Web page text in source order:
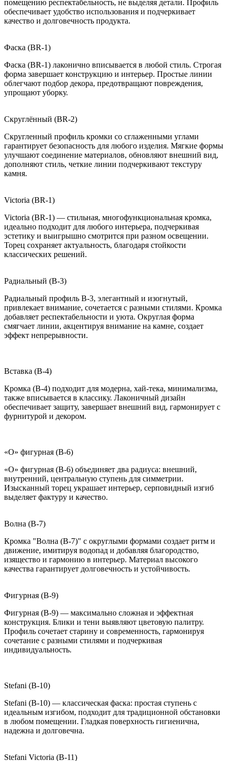
помещению респектабельность, не выделяя детали. Профиль
обеспечивает удобство использования и подчеркивает
качество и долговечность продукта.
Фаска (BR-1)
Фаска (BR-1) лаконично вписывается в любой стиль. Строгая
форма завершает конструкцию и интерьер. Простые линии
облегчают подбор декора, предотвращают повреждения,
упрощают уборку.
Скруглённый (BR-2)
Скругленный профиль кромки со сглаженными углами
гарантирует безопасность для любого изделия. Мягкие формы
улучшают соединение материалов, обновляют внешний вид,
дополняют стиль, четкие линии подчеркивают текстуру
камня.
Victoria (BR-1)
Victoria (BR-1) — стильная, многофункциональная кромка,
идеально подходит для любого интерьера, подчеркивая
эстетику и выигрышно смотрится при разном освещении.
Торец сохраняет актуальность, благодаря стойкости
классических решений.
Радиальный (B-3)
Радиальный профиль B-3, элегантный и изогнутый,
привлекает внимание, сочетается с разными стилями. Кромка
добавляет респектабельности и уюта. Округлая форма
смягчает линии, акцентируя внимание на камне, создает
эффект непрерывности.
Вставка (B-4)
Кромка (B-4) подходит для модерна, хай-тека, минимализма,
также вписывается в классику. Лаконичный дизайн
обеспечивает защиту, завершает внешний вид, гармонирует с
фурнитурой и декором.
«О» фигурная (B-6)
«О» фигурная (B-6) объединяет два радиуса: внешний,
внутренний, центральную ступень для симметрии.
Изысканный торец украшает интерьер, серповидный изгиб
выделяет фактуру и качество.
Волна (B-7)
Кромка "Волна (B-7)" с округлыми формами создает ритм и
движение, имитируя водопад и добавляя благородство,
изящество и гармонию в интерьер. Материал высокого
качества гарантирует долговечность и устойчивость.
Фигурная (B-9)
Фигурная (B-9) — максимально сложная и эффектная
конструкция. Блики и тени выявляют цветовую палитру.
Профиль сочетает старину и современность, гармонируя
сочетание с разными стилями и подчеркивая
индивидуальность.
Stefani (B-10)
Stefani (B-10) — классическая фаска: простая ступень с
идеальным изгибом, подходит для традиционной обстановки
в любом помещении. Гладкая поверхность гигиенична,
надежна и долговечна.
Stefani Victoria (B-11)